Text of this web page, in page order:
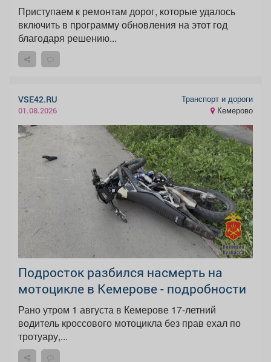
Приступаем к ремонтам дорог, которые удалось
включить в программу обновления на этот год
благодаря решению...
VSE42.RU
01.08.2026
Транспорт и дороги
Кемерово
Подросток разбился насмерть на
мотоцикле в Кемерове - подробности
Рано утром 1 августа в Кемерове 17-летний
водитель кроссового мотоцикла без прав ехал по
тротуару,...